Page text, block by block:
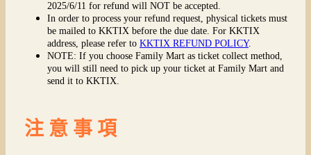
2025/6/11 for refund will NOT be accepted.
In order to process your refund request, physical tickets must
be mailed to KKTIX before the due date. For KKTIX
address, please refer to KKTIX REFUND POLICY.
NOTE: If you choose Family Mart as ticket collect method,
you will still need to pick up your ticket at Family Mart and
send it to KKTIX.
注 意 事 項